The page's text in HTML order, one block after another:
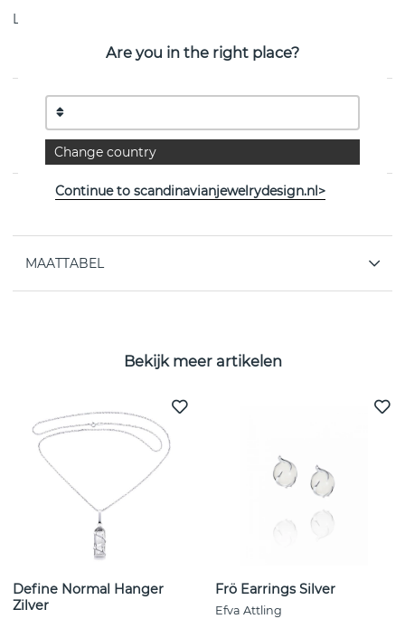
Levering:
PRODUCTOMSCHRIJVING
Rock Star is een 18k goud ring van het Zweedse Efva
Attling
EIGENSCHAPPEN
MAATTABEL
Bekijk meer artikelen
Define Normal Hanger
Zilver
Frö Earrings Silver
Efva Attling
Are you in the right place?
Change country
Continue to scandinavianjewelrydesign.nl>